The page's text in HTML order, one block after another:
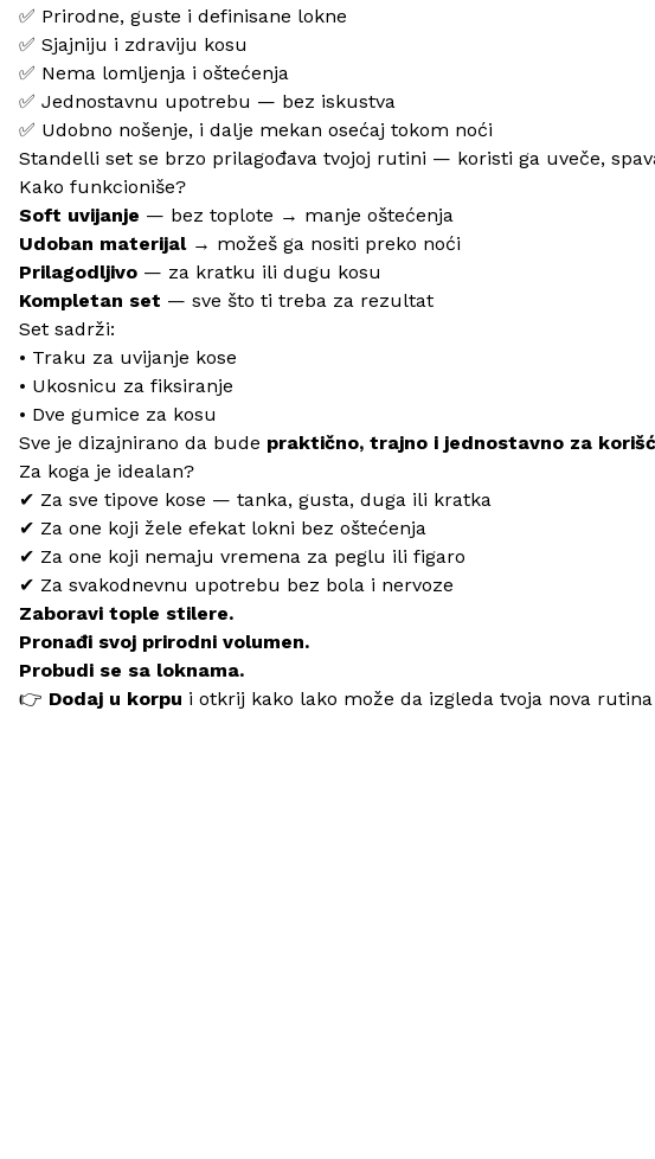
✅ Prirodne, guste i definisane lokne
✅ Sjajniju i zdraviju kosu
✅ Nema lomljenja i oštećenja
✅ Jednostavnu upotrebu — bez iskustva
✅ Udobno nošenje, i dalje mekan osećaj tokom noći
Standelli set se brzo prilagođava tvojoj rutini — koristi ga uveče,
Kako funkcioniše?
Soft uvijanje — bez toplote → manje oštećenja
Udoban materijal→ možeš ga nositi preko noći
Prilagodljivo — za kratku ili dugu kosu
Kompletan set — sve što ti treba za rezultat
Set sadrži:
• Traku za uvijanje kose
• Ukosnicu za fiksiranje
• Dve gumice za kosu
Sve je dizajnirano da bude praktično, trajno i jednostavno za
Za koga je idealan?
✔ Za sve tipove kose — tanka, gusta, duga ili kratka
✔ Za one koji žele efekat lokni bez oštećenja
✔ Za one koji nemaju vremena za peglu ili figaro
✔ Za svakodnevnu upotrebu bez bola i nervoze
Zaboravi tople stilere.
Pronađi svoj prirodni volumen.
Probudi se sa loknama.
👉 Dodaj u korpu i otkrij kako lako može da izgleda tvoja nova rutina